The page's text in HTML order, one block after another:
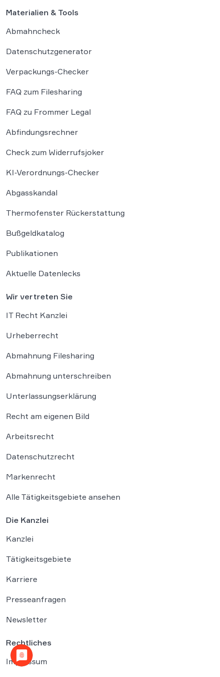
Materialien & Tools
Abmahncheck
Datenschutzgenerator
Verpackungs-Checker
FAQ zum Filesharing
FAQ zu Frommer Legal
Abfindungsrechner
Check zum Widerrufsjoker
KI-Verordnungs-Checker
Abgasskandal
Thermofenster Rückerstattung
Bußgeldkatalog
Publikationen
Aktuelle Datenlecks
Wir vertreten Sie
IT Recht Kanzlei
Urheberrecht
Abmahnung Filesharing
Abmahnung unterschreiben
Unterlassungserklärung
Recht am eigenen Bild
Arbeitsrecht
Datenschutzrecht
Markenrecht
Alle Tätigkeitsgebiete ansehen
Die Kanzlei
Kanzlei
Tätigkeitsgebiete
Karriere
Presseanfragen
Newsletter
Rechtliches
Impressum